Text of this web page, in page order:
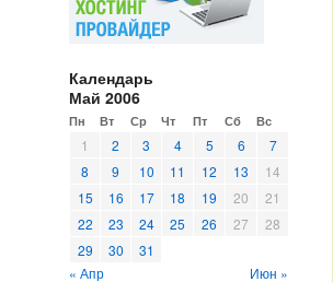
Календарь
Май 2006
Пн Вт Ср Чт Пт Сб Вс
1 2 3 4 5 6
7
8
9 10 11 12 13
14
15
16 17 18 19 20
21
22
23 24 25 26 27
28
29
30
31
« Апр
Июн »